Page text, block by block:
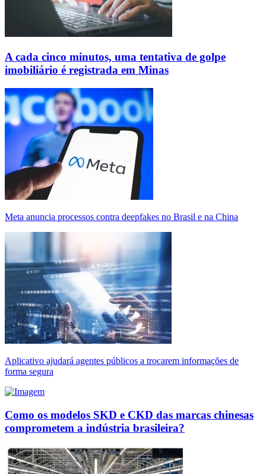
A cada cinco minutos, uma tentativa de golpe
imobiliário é registrada em Minas
Meta anuncia processos contra deepfakes no Brasil e na China
Aplicativo ajudará agentes públicos a trocarem informações de
forma segura
Como os modelos SKD e CKD das marcas chinesas
comprometem a indústria brasileira?